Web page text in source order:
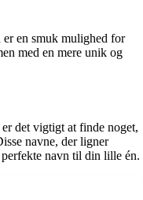
en smuk mulighed for
med en mere unik og
det vigtigt at finde noget,
navne, der ligner
navn til din lille én.